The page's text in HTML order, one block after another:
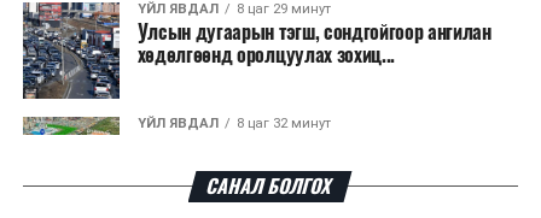
ҮЙЛ ЯВДАЛ 8 цаг 29 минут
Улсын дугаарын тэгш, сондгойгоор ангилан
хөдөлгөөнд оролцуулах зохиц...
ҮЙЛ ЯВДАЛ 8 цаг 32 минут
худалдааны төвүүдийн авто зогсо...
САНАЛ БОЛГОХ